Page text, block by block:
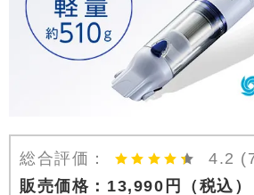
総合評価： 4.2
販売価格： 13,990 円 （税込）